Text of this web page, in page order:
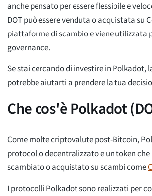
anche pensato per essere flessibile e
DOT può essere venduta o acquistata su
piattaforme di scambio e viene utilizzata
governance.
Se stai cercando di investire in Polkadot,
potrebbe aiutarti a prendere la tua
Che cos'è Polkadot
Come molte criptovalute post-Bitcoin,
protocollo decentralizzato e un token che
scambiato o acquistato su scambi come
I protocolli Polkadot sono realizzati per